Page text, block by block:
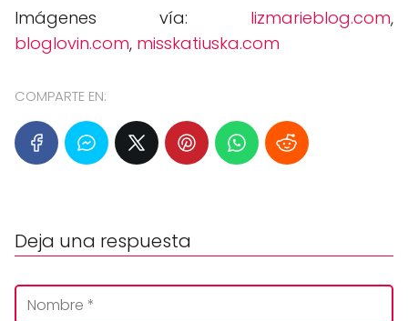
Imágenes vía: lizmarieblog.com,
bloglovin.com, misskatiuska.com
COMPARTE EN:
Deja una respuesta